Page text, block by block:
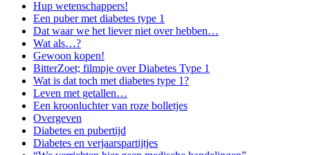
Hup wetenschappers!
Een puber met diabetes type 1
Dat waar we het liever niet over hebben…
Wat als…?
Gewoon kopen!
BitterZoet; filmpje over Diabetes Type 1
Wat is dat toch met diabetes type 1?
Leven met getallen…
Een kroonluchter van roze bolletjes
Overgeven
Diabetes en pubertijd
Diabetes en verjaarspartijtjes